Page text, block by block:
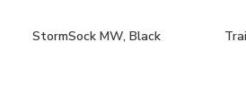
StormSock MW, Black